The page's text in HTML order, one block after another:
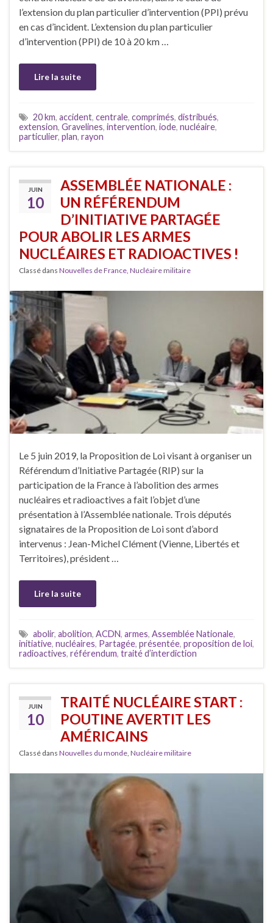
l’extension du plan particulier d’intervention (PPI) prévu
en cas d’incident. L’extension du plan particulier
d’intervention (PPI) de 10 à 20 km …
Lire la suite
20 km, accident, centrale, comprimés, distribués,
extension, Gravelines, intervention, iode, nucléaire,
particulier, plan, rayon
JUIN
10
ASSEMBLÉE NATIONALE :
UN RÉFÉRENDUM
D’INITIATIVE PARTAGÉE
POUR ABOLIR LES ARMES
NUCLÉAIRES ET RADIOACTIVES !
Classé dans Nouvelles de France Nucléaire militaire
Le 5 juin 2019, la Proposition de Loi visant à organiser un
Référendum d’Initiative Partagée (RIP) sur la
participation de la France à l’abolition des armes
nucléaires et radioactives a fait l’objet d’une
présentation à l’Assemblée nationale. Trois députés
signataires de la Proposition de Loi sont d’abord
intervenus : Jean-Michel Clément (Vienne, Libertés et
Territoires), président …
Lire la suite
abolir, abolition, ACDN, armes, Assemblée Nationale,
initiative, nucléaires, Partagée, présentée, proposition de loi,
radioactives, référendum, traité d’interdiction
JUIN
10
TRAITÉ NUCLÉAIRE START :
POUTINE AVERTIT LES
AMÉRICAINS
Classé dans Nouvelles du monde Nucléaire militaire